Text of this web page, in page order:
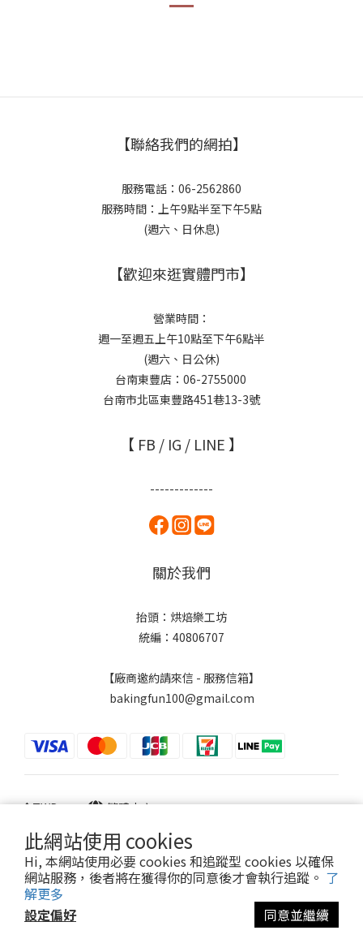
此網站使用 cookies
Hi, 本網站使用必要 cookies 和追蹤型 cookies 以確保
網站服務，後者將在獲得你的同意後才會執行追蹤。 了
解更多
設定偏好
同意並繼續
【聯絡我們的網拍】
服務電話：06-2562860
服務時間：上午9點半至下午5點
(週六、日休息)
【歡迎來逛實體門市】
營業時間：
週一至週五上午10點至下午6點半
(週六、日公休)
台南東豐店：06-2755000
台南市北區東豐路451巷13-3號
【 FB / IG / LINE 】
-------------
關於我們
抬頭：烘焙樂工坊
統編：40806707
【廠商邀約請來信 - 服務信箱】
bakingfun100@gmail.com
$TWD 繁體中文